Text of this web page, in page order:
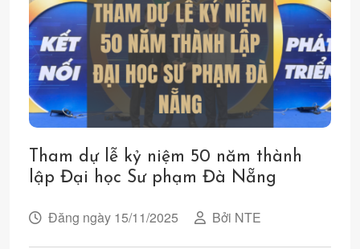
Tham dự lễ kỷ niệm 50 năm thành
lập Đại học Sư phạm Đà Nẵng
Đăng ngày 15/11/2025 Bởi NTE